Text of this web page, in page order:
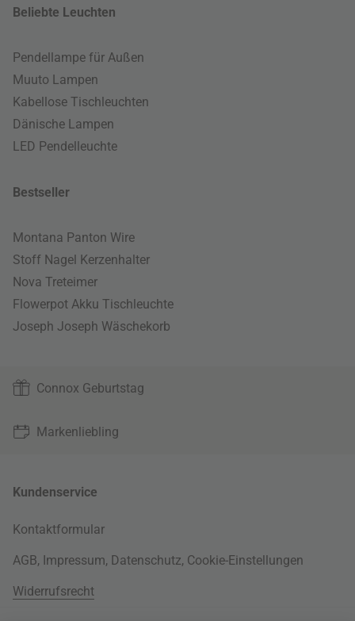
Beliebte Leuchten
Pendellampe für Außen
Muuto Lampen
Kabellose Tischleuchten
Dänische Lampen
LED Pendelleuchte
Bestseller
Montana Panton Wire
Stoff Nagel Kerzenhalter
Nova Treteimer
Flowerpot Akku Tischleuchte
Joseph Joseph Wäschekorb
Connox Geburtstag
Markenliebling
Kundenservice
Kontaktformular
AGB, Impressum, Datenschutz, Cookie-Einstellungen
Widerrufsrecht